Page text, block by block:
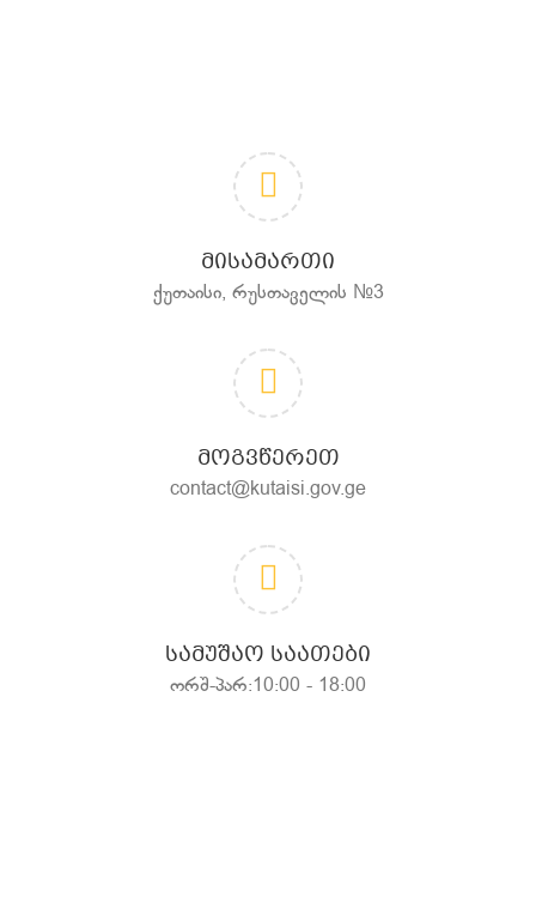
ᲛᲘᲡᲐᲛᲐᲠᲗᲘ
ქუთაისი, რუსთაველის №3
ᲛᲝᲒᲕᲬᲔᲠᲔᲗ
contact@kutaisi.gov.ge
ᲡᲐᲛᲣᲨᲐᲝ ᲡᲐᲐᲗᲔᲑᲘ
ორშ-პარ:10:00 - 18:00